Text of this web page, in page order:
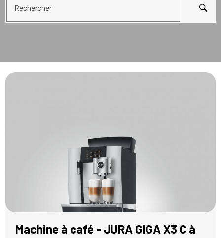
Rechercher
Machine à café - JURA GIGA X3 C à